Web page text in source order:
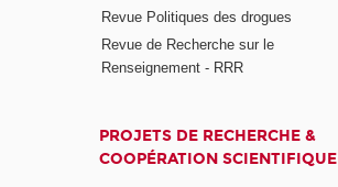
Revue Politiques des drogues
Revue de Recherche sur le
Renseignement - RRR
PROJETS DE RECHERCHE &
COOPÉRATION SCIENTIFIQUE